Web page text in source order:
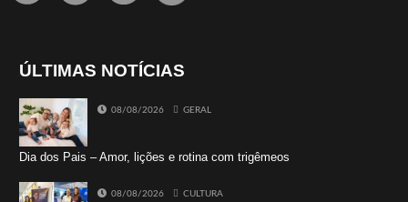
ÚLTIMAS NOTÍCIAS
08/08/2026 GERAL
Dia dos Pais – Amor, lições e rotina com trigêmeos
08/08/2026 CULTURA